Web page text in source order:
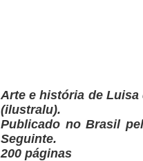
Arte e história de Luisa
(ilustralu).
Publicado no Brasil
Seguinte.
200 páginas